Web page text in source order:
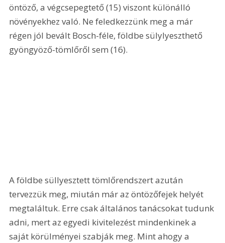
öntöző, a végcsepegtető (15) viszont különálló
növényekhez való. Ne feledkezzünk meg a már
régen jól bevált Bosch-féle, földbe sülylyeszthető
gyöngyöző-tömlőről sem (16).
A földbe süllyesztett tömlőrendszert azután
tervezzük meg, miután már az öntözőfejek helyét
megtaláltuk. Erre csak általános tanácsokat tudunk
adni, mert az egyedi kivitelezést mindenkinek a
saját körülményei szabják meg. Mint ahogy a